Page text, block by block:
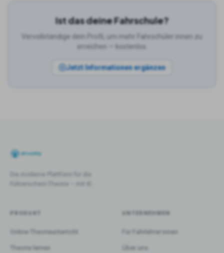
Ist das deine Fahrschule?
Vervollständige dein Profil, um mehr Fahrschüler:innen zu
erreichen — kostenlos.
Jetzt Informationen ergänzen
PRODUKT
Online-Theorieunterricht
Theorie lernen
UNTERNEHMEN
Für Fahrlehrer:innen
Über uns